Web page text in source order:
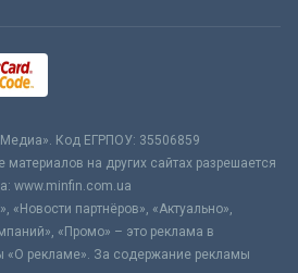
Код ЕГРПОУ: 35506859
на других сайтах разрешается
www.minfin.com.ua
партнёров», «Актуально»,
«Промо» – это реклама в
«О рекламе». За содержание рекламы